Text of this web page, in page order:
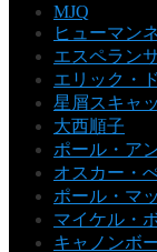
MJQ
ヒューマン
エスペラン
エリック・
星屑スキャ
大西順子
ポール・ア
オスカー・
ポール・マ
マイケル・
キャノンボ